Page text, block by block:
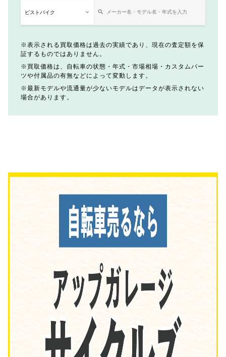
表示される買取価格は過去の実績であり、現在の査定額を保
証するものではありません。
買取価格は、自転車の状態・年式・市場相場・カスタムパー
ツや付属品の有無などによって変動します。
最新モデルや流通量が少ないモデルはデータが表示されない
場合があります。